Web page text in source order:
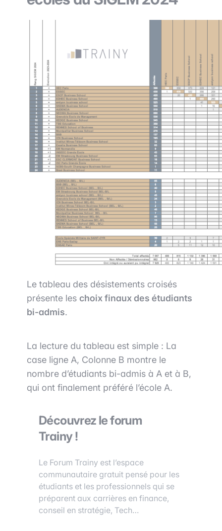
Le tableau des désistements croisés
présente les choix finaux des étudiants
bi-admis.
La lecture du tableau est simple : La
case ligne A, Colonne B montre le
nombre d’étudiants bi-admis à A et à B,
qui ont finalement préféré l’école A.
Découvrez le forum
Trainy !
Le Forum Trainy est l’espace
communautaire gratuit pensé pour les
étudiants et les professionnels qui se
préparent aux carrières en finance,
conseil en stratégie, Tech…